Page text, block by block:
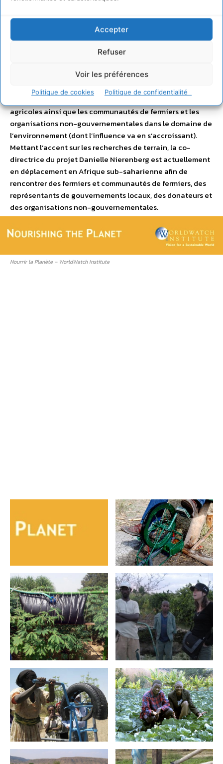
Accepter
Refuser
Voir les préférences
Politique de cookies Politique de confidentialité
dérivés, des résumés, des vidéos et des podcasts. Ce
rapport fera office de guide pour les fondations, et les
donateurs désirant soutenir les actions les plus efficaces
dans le domaine de l’agriculture, dans des contextes agro-
écologiques et socio-économiques divers. Les
disposition des nombreux milieux influents dans le
domaine agricoles, y compris les ministères des
gouvernements, les décideurs en matière de politiques
agricoles ainsi que les communautés de fermiers et les
organisations non-gouvernementales dans le domaine de
l’environnement (dont l’influence va en s’accroissant).
Mettant l’accent sur les recherches de terrain, la co-
directrice du projet Danielle Nierenberg est actuellement
en déplacement en Afrique sub-saharienne afin de
rencontrer des fermiers et communautés de fermiers, des
représentants de gouvernements locaux, des donateurs et
des organisations non-gouvernementales.
Nourrir la Planète – WorldWatch Institute